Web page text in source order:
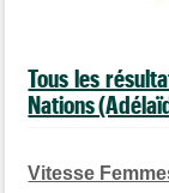
Tous les
Nations
Vitesse